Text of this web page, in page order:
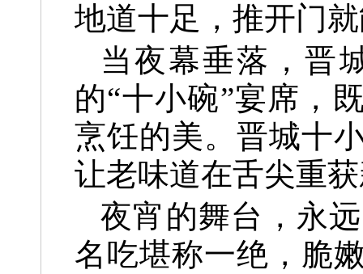
地道十足，推开门
当夜幕垂落，晋
的“十小碗”宴席，
烹饪的美。晋城十
让老味道在舌尖重
夜宵的舞台，永
名吃堪称一绝，脆